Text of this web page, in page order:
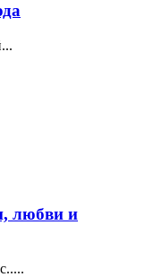
любви и